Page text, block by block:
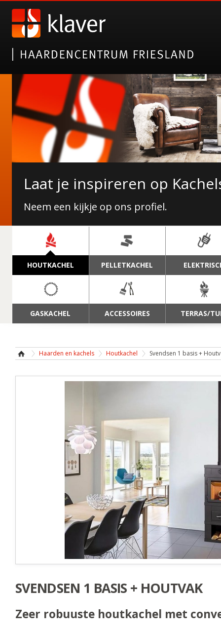
Nieuwe collectie
Janco de Jong!
Laat je inspireren op
Neem een kijkje op ons profiel.
Erkend 5-sterren specialist!
Wij zijn pas tevreden wanneer u dat bent!
NAVIGATIE
HOUTKACHEL PELLETKACHEL
GASKACHEL ACCESSOIRES TERRAS/
Haarden en kachels Houtkachel Svendsen 1 basis +
SVENDSEN 1 BASIS + HOUTVAK
Zeer robuuste houtkachel met